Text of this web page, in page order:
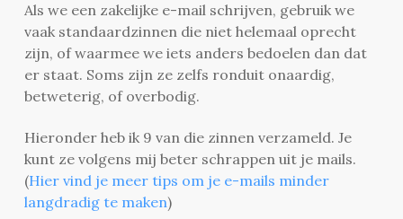
Als we een zakelijke e-mail schrijven, gebruik we
vaak standaardzinnen die niet helemaal oprecht
zijn, of waarmee we iets anders bedoelen dan dat
er staat. Soms zijn ze zelfs ronduit onaardig,
betweterig, of overbodig.
Hieronder heb ik 9 van die zinnen verzameld. Je
kunt ze volgens mij beter schrappen uit je mails.
(Hier vind je meer tips om je e-mails minder
langdradig te maken)